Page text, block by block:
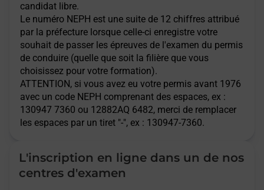
candidat libre.
Le numéro NEPH est une suite de 12 chiffres attribué
par la préfecture lorsque celle-ci enregistre votre
souhait de passer les épreuves de l'examen du permis
de conduire (quelle que soit la filière que vous
choisissez pour votre formation).
ATTENTION, si vous avez eu votre permis avant 1976
avec un code NEPH comprenant des espaces, ex :
130947 7360 ou 12882AQ 6482, merci de remplacer
les espaces par un tiret "-", ex : 130947-7360.
L'inscription en ligne dans un de nos
centres d'examen